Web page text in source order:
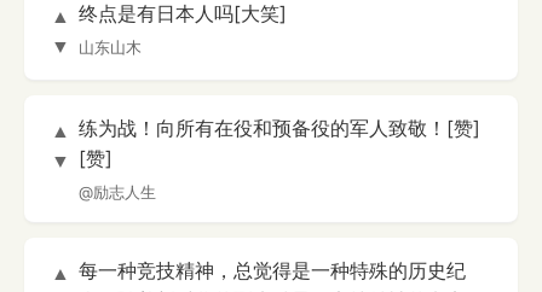
▲
▼
终点是有日本人吗[大笑]
山东山木
▲
▼
练为战！向所有在役和预备役的军人致敬！[赞]
[赞]
@励志人生
▲
每一种竞技精神，总觉得是一种特殊的历史纪